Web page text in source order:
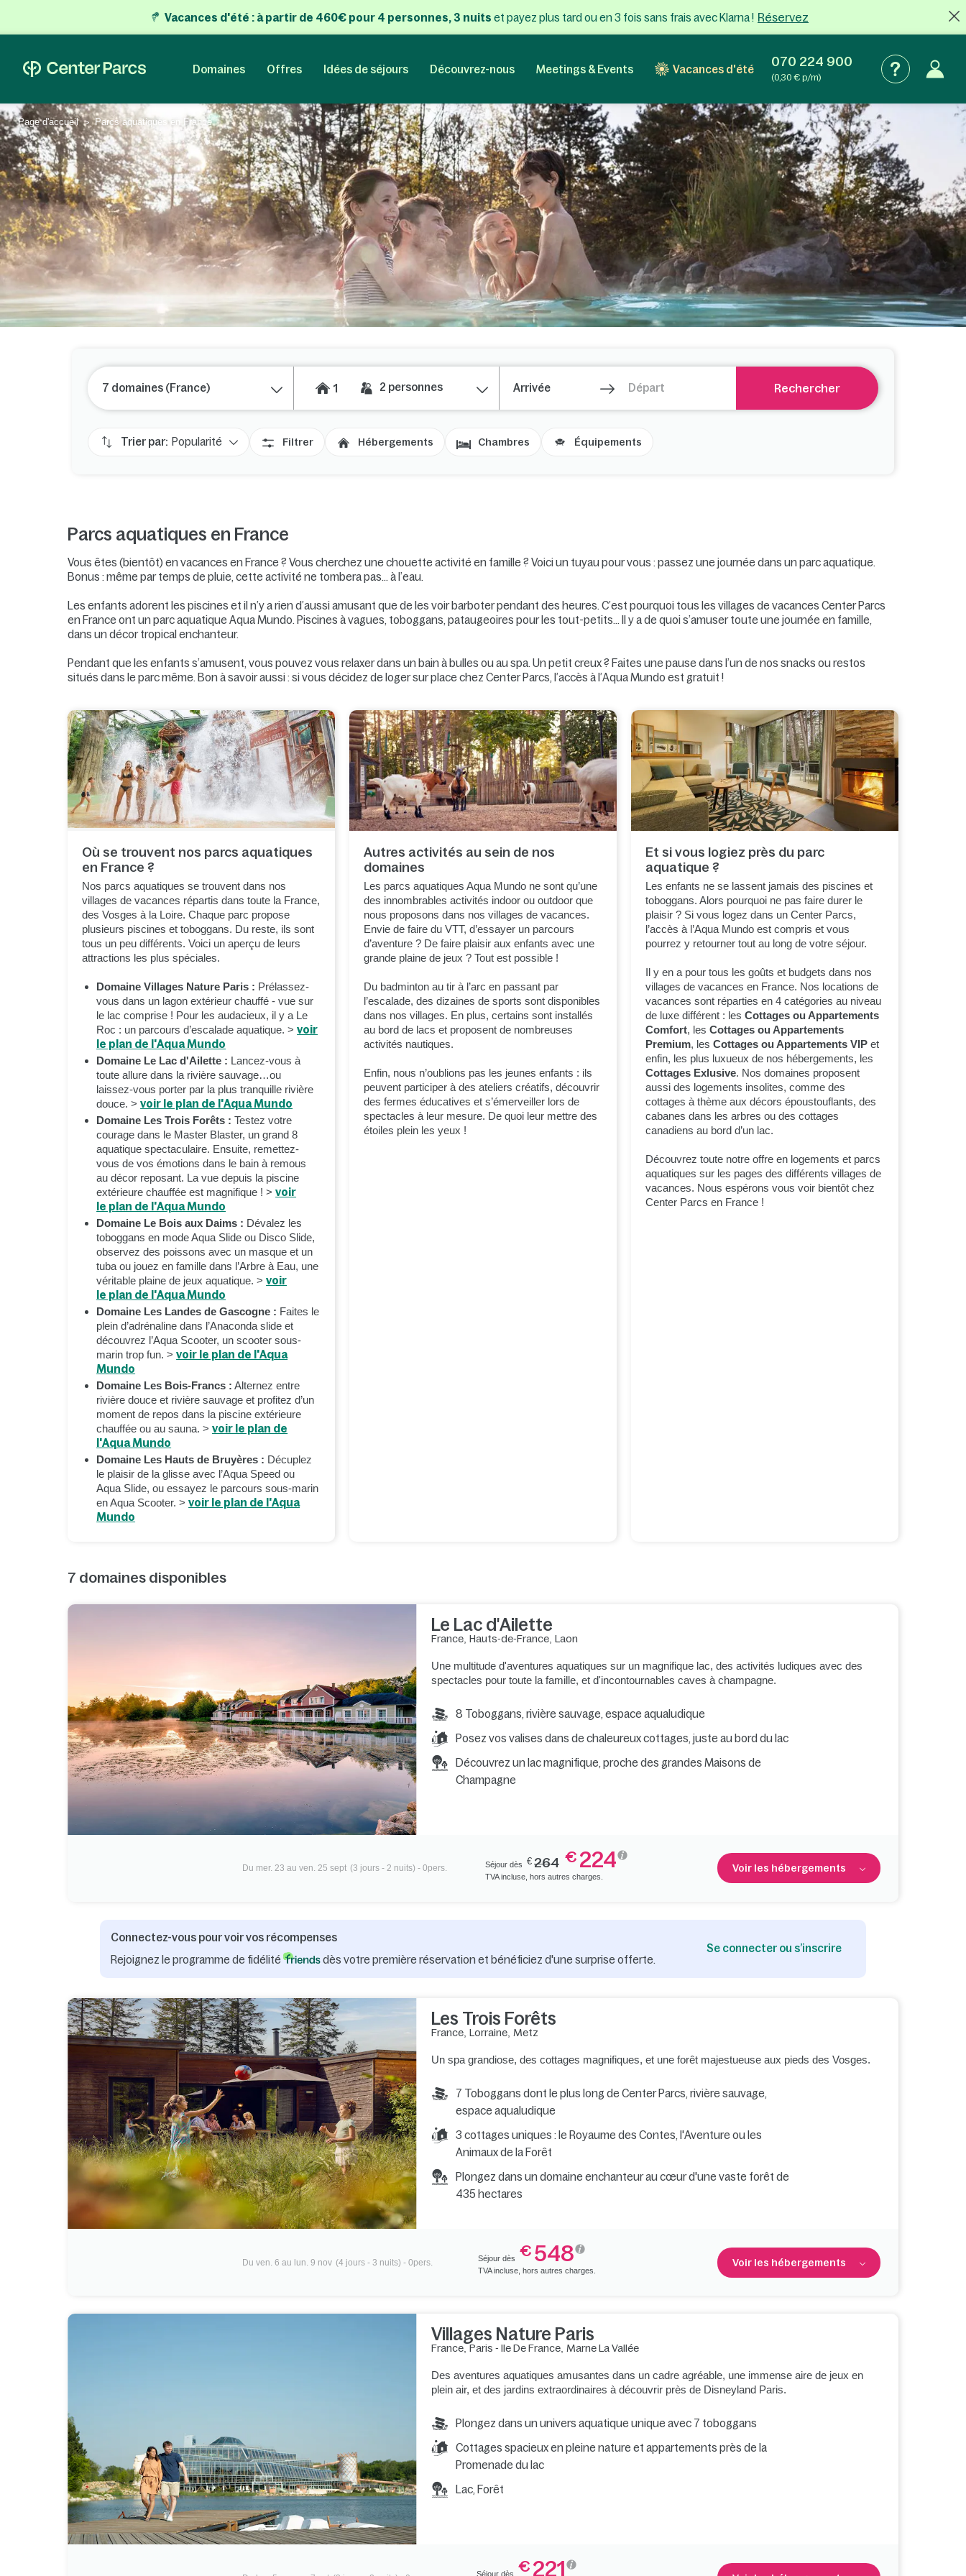
Vacances d'été : à partir de 460€ pour 4 personnes, 3 nuits et payez plus tard ou en 3 fois sans frais avec Klarna ! Réservez
Domaines Offres Idées de séjours Découvrez-nous Meetings & Events Vacances d'été 070 224 900
(0,30 € p/m)
Page d'accueil Parcs aquatiques en France
7 domaines (France) 1 2 personnes Rechercher
Trier par: Popularité Filtrer Hébergements Chambres Équipements
Parcs aquatiques en France
Vous êtes (bientôt) en vacances en France ? Vous cherchez une chouette activité en famille ? Voici un tuyau pour vous : passez une journée dans un parc aquatique.
Bonus : même par temps de pluie, cette activité ne tombera pas… à l’eau.
Les enfants adorent les piscines et il n’y a rien d’aussi amusant que de les voir barboter pendant des heures. C’est pourquoi tous les villages de vacances Center Parcs
en France ont un parc aquatique Aqua Mundo. Piscines à vagues, toboggans, pataugeoires pour les tout-petits… Il y a de quoi s’amuser toute une journée en famille,
dans un décor tropical enchanteur.
Pendant que les enfants s’amusent, vous pouvez vous relaxer dans un bain à bulles ou au spa. Un petit creux ? Faites une pause dans l’un de nos snacks ou restos
situés dans le parc même. Bon à savoir aussi : si vous décidez de loger sur place chez Center Parcs, l’accès à l’Aqua Mundo est gratuit !
Où se trouvent nos parcs aquatiques
en France ?
Nos parcs aquatiques se trouvent dans nos
villages de vacances répartis dans toute la France,
des Vosges à la Loire. Chaque parc propose
plusieurs piscines et toboggans. Du reste, ils sont
tous un peu différents. Voici un aperçu de leurs
attractions les plus spéciales.
Domaine Villages Nature Paris : Prélassez-
vous dans un lagon extérieur chauffé - vue sur
le lac comprise ! Pour les audacieux, il y a Le
Roc : un parcours d’escalade aquatique. >voir
le plan de l'Aqua Mundo
Domaine Le Lac d'Ailette : Lancez-vous à
toute allure dans la rivière sauvage…ou
laissez-vous porter par la plus tranquille rivière
douce. >voir le plan de l'Aqua Mundo
Domaine Les Trois Forêts :Testez votre
courage dans le Master Blaster, un grand 8
aquatique spectaculaire. Ensuite, remettez-
vous de vos émotions dans le bain à remous
au décor reposant. La vue depuis la piscine
extérieure chauffée est magnifique ! >voir
le plan de l'Aqua Mundo
Domaine Le Bois aux Daims : Dévalez les
toboggans en mode Aqua Slide ou Disco Slide,
observez des poissons avec un masque et un
tuba ou jouez en famille dans l’Arbre à Eau, une
véritable plaine de jeux aquatique. >voir
le plan de l'Aqua Mundo
Domaine Les Landes de Gascogne : Faites le
plein d’adrénaline dans l’Anaconda slide et
découvrez l’Aqua Scooter, un scooter sous-
marin trop fun. >voir le plan de l'Aqua
Mundo
Domaine Les Bois-Francs : Alternez entre
rivière douce et rivière sauvage et profitez d’un
moment de repos dans la piscine extérieure
chauffée ou au sauna. >voir le plan de
l'Aqua Mundo
Domaine Les Hauts de Bruyères : Décuplez
le plaisir de la glisse avec l’Aqua Speed ou
Aqua Slide, ou essayez le parcours sous-marin
en Aqua Scooter. >voir le plan de l'Aqua
Mundo
Autres activités au sein de nos
domaines
Les parcs aquatiques Aqua Mundo ne sont qu’une
des innombrables activités indoor ou outdoor que
nous proposons dans nos villages de vacances.
Envie de faire du VTT, d’essayer un parcours
d’aventure ? De faire plaisir aux enfants avec une
grande plaine de jeux ? Tout est possible !
Du badminton au tir à l’arc en passant par
l’escalade, des dizaines de sports sont disponibles
dans nos villages. En plus, certains sont installés
au bord de lacs et proposent de nombreuses
activités nautiques.
Enfin, nous n’oublions pas les jeunes enfants : ils
peuvent participer à des ateliers créatifs, découvrir
des fermes éducatives et s’émerveiller lors de
spectacles à leur mesure. De quoi leur mettre des
étoiles plein les yeux !
Et si vous logiez près du parc
aquatique ?
Les enfants ne se lassent jamais des piscines et
toboggans. Alors pourquoi ne pas faire durer le
plaisir ? Si vous logez dans un Center Parcs,
l’accès à l’Aqua Mundo est compris et vous
pourrez y retourner tout au long de votre séjour.
Il y en a pour tous les goûts et budgets dans nos
villages de vacances en France. Nos locations de
vacances sont réparties en 4 catégories au niveau
de luxe différent : les Cottages ou Appartements
Comfort, les Cottages ou Appartements
Premium, les Cottages ou Appartements VIPet
enfin, les plus luxueux de nos hébergements, les
Cottages Exlusive. Nos domaines proposent
aussi des logements insolites, comme des
cottages à thème aux décors époustouflants, des
cabanes dans les arbres ou des cottages
canadiens au bord d’un lac.
Découvrez toute notre offre en logements et parcs
aquatiques sur les pages des différents villages de
vacances. Nous espérons vous voir bientôt chez
Center Parcs en France !
7 domaines disponibles
Le Lac d'Ailette
France, Hauts-de-France, Laon
Une multitude d'aventures aquatiques sur un magnifique lac, des activités ludiques avec des
spectacles pour toute la famille, et d'incontournables caves à champagne.
8 Toboggans, rivière sauvage, espace aqualudique
Posez vos valises dans de chaleureux cottages, juste au bord du lac
Découvrez un lac magnifique, proche des grandes Maisons de
Champagne
Du mer. 23 au ven. 25 sept (3 jours - 2 nuits) - 0pers. Séjour dès € 264 € 224
TVA incluse, hors autres charges.
Voir les hébergements
Connectez-vous pour voir vos récompenses
Rejoignez le programme de fidélité
dès votre première réservation et bénéficiez d'une surprise offerte.
Se connecter ou s’inscrire
Les Trois Forêts
France, Lorraine, Metz
Un spa grandiose, des cottages magnifiques, et une forêt majestueuse aux pieds des Vosges.
7 Toboggans dont le plus long de Center Parcs, rivière sauvage,
espace aqualudique
3 cottages uniques : le Royaume des Contes, l'Aventure ou les
Animaux de la Forêt
Plongez dans un domaine enchanteur au cœur d'une vaste forêt de
435 hectares
Du ven. 6 au lun. 9 nov (4 jours - 3 nuits) - 0pers. Séjour dès € 548
TVA incluse, hors autres charges.
Voir les hébergements
Villages Nature Paris
France, Paris - Ile De France, Marne La Vallée
Des aventures aquatiques amusantes dans un cadre agréable, une immense aire de jeux en
plein air, et des jardins extraordinaires à découvrir près de Disneyland Paris.
Plongez dans un univers aquatique unique avec 7 toboggans
Cottages spacieux en pleine nature et appartements près de la
Promenade du lac
Lac, Forêt
Séjour dès € 221